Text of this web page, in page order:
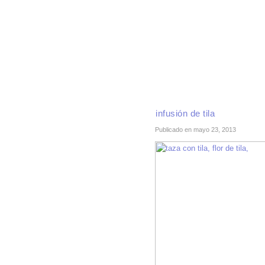
infusión de tila
Publicado en mayo 23, 2013